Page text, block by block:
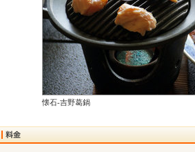
懐石-吉野葛鍋